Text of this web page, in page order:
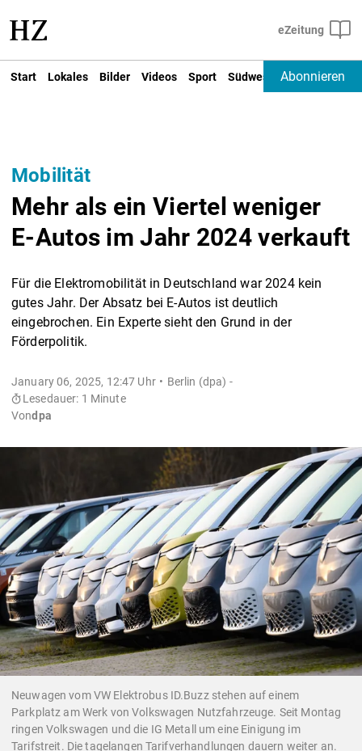
Start Lokales Bilder Videos Sport Südwest Deutschland
Abonnieren
Mobilität
Mehr als ein Viertel weniger
E-Autos im Jahr 2024 verkauft
Für die Elektromobilität in Deutschland war 2024 kein
gutes Jahr. Der Absatz bei E-Autos ist deutlich
eingebrochen. Ein Experte sieht den Grund in der
Förderpolitik.
January 06, 2025, 12:47 Uhr
Berlin (dpa) -
Lesedauer: 1 Minute
Vondpa
Neuwagen vom VW Elektrobus ID.Buzz stehen auf einem
Parkplatz am Werk von Volkswagen Nutzfahrzeuge. Seit Montag
ringen Volkswagen und die IG Metall um eine Einigung im
Tarifstreit. Die tagelangen Tarifverhandlungen dauern weiter an.